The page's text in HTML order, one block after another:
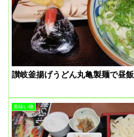
讃岐釜揚げうどん丸亀製麺で昼飯
美味い物